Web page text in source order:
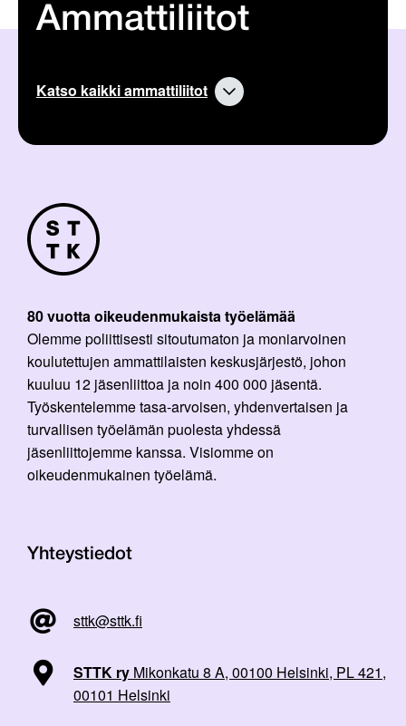
Ammattiliitot
Katso kaikki ammattiliitot
80 vuotta oikeudenmukaista työelämää
Olemme poliittisesti sitoutumaton ja moniarvoinen
koulutettujen ammattilaisten keskusjärjestö, johon
kuuluu 12 jäsenliittoa ja noin 400 000 jäsentä.
Työskentelemme tasa-arvoisen, yhdenvertaisen ja
turvallisen työelämän puolesta yhdessä
jäsenliittojemme kanssa. Visiomme on
oikeudenmukainen työelämä.
Yhteystiedot
sttk@sttk.fi
STTK ry Mikonkatu 8 A, 00100 Helsinki, PL 421,
00101 Helsinki